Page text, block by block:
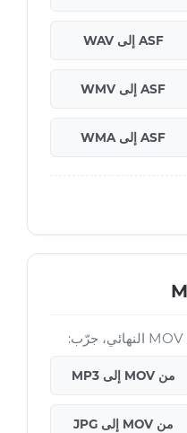
ASF إلى WAV
ASF إلى WMV
ASF إلى WMA
من MOV إلى MP3
من MOV إلى JPG